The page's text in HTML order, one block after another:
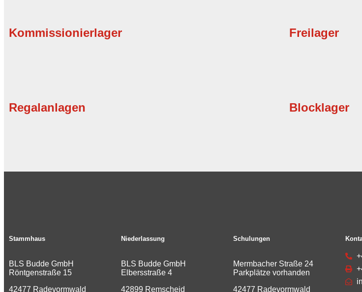
Kommissionierlager Freilager
Regalanlagen Blocklager
Stammhaus
BLS Budde GmbH
Röntgenstraße 15
42477 Radevormwald
Niederlassung
BLS Budde GmbH
Elbersstraße 4
42899 Remscheid
Schulungen
Mermbacher Straße 24
Parkplätze vorhanden
42477 Radevormwald